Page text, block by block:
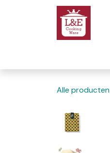
Overslaan naar inhoud
Alle producten